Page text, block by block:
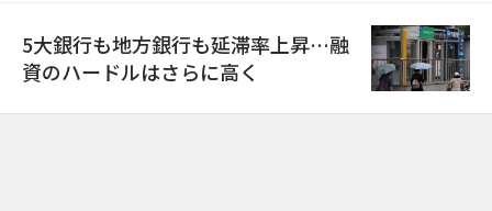
5大銀行も地方銀行も延滞率上昇…融
資のハードルはさらに高く